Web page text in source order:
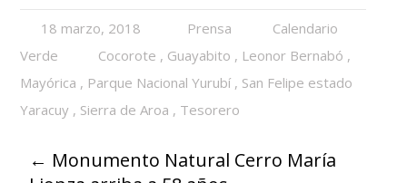
18 marzo, 2018 Prensa
Calendario
Verde
Cocorote , Guayabito , Leonor Bernabó ,
Mayórica , Parque Nacional Yurubí , San Felipe estado
Yaracuy , Sierra de Aroa , Tesorero
← Monumento Natural Cerro María